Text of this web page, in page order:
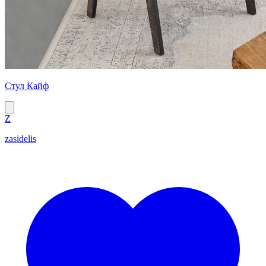
Стул Кайф
Z
zasidelis